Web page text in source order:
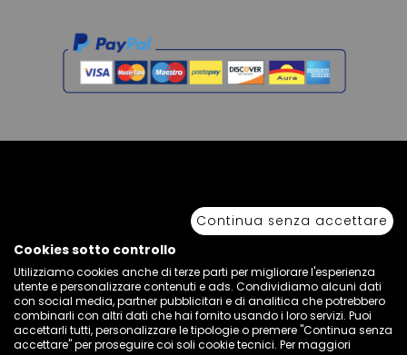
anche parziale.
Via Piave Km 68,600 • 04100 Latina, Italia | P.IVA 01222400598 • N° REA LT -
77855
Continua senza accettare
Cookies sotto controllo
Utilizziamo cookies anche di terze parti per migliorare l'esperienza
utente e personalizzare contenuti e ads. Condividiamo alcuni dati
con social media, partner pubblicitari e di analitica che potrebbero
combinarli con altri dati che hai fornito usando i loro servizi. Puoi
accettarli tutti, personalizzare le tipologie o premere "Continua senza
accettare" per proseguire coi soli cookie tecnici. Per maggiori